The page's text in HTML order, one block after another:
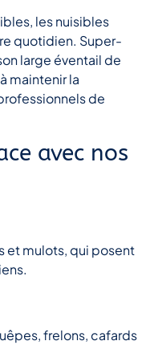
les nuisibles
quotidien. Super-
large éventail de
maintenir la
de
avec nos
et mulots, qui posent
frelons, cafards